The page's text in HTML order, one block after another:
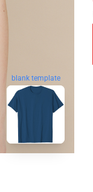
blank template